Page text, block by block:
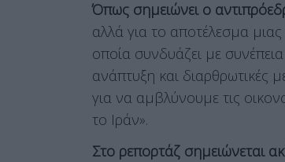
Όπως σημειώνει ο
αλλά για το αποτέλεσμα
οποία συνδυάζει με
ανάπτυξη και διαρθρωτικές
για να αμβλύνουμε τις
το Ιράν».
Στο ρεπορτάζ σημειώνεται